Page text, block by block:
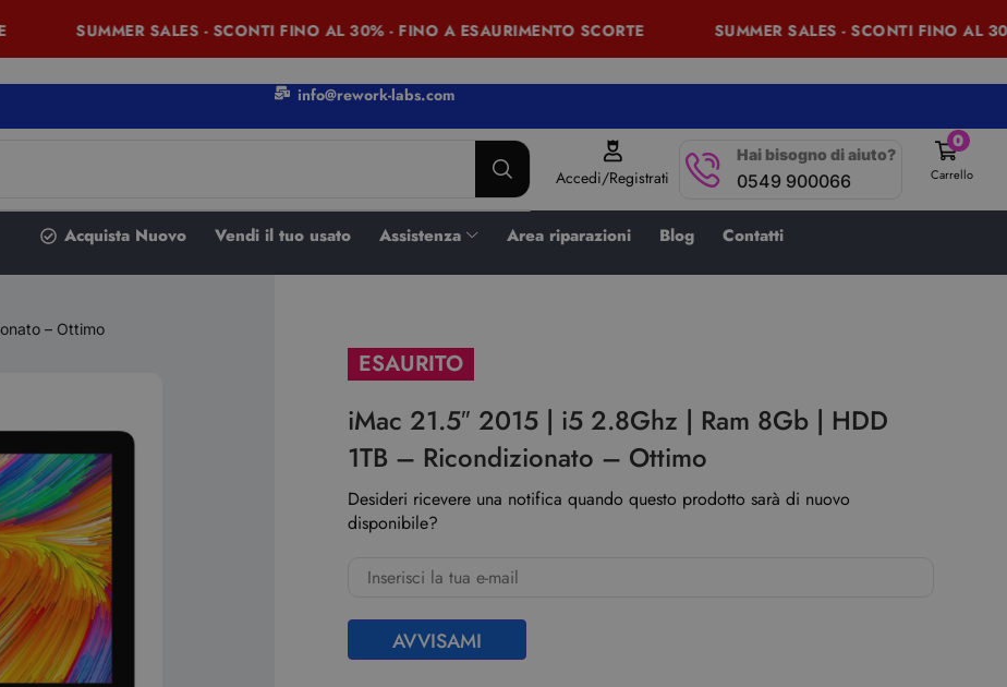
SUMMER SALES - SCONTI FINO AL 30% - FINO A ESAURIMENTO SCORTE SUMMER SALES - SCONTI FINO AL 30%
info@rework-labs.com
Accedi/Registrati
Hai bisogno di aiuto?
0549 900066
0
Carrello
Acquista Nuovo Vendi il tuo usato Assistenza Area riparazioni Blog Contatti
– Ottimo
ESAURITO
iMac 21.5″ 2015 | i5 2.8Ghz | Ram 8Gb | HDD
1TB – Ricondizionato – Ottimo
Desideri ricevere una notifica quando questo prodotto sarà di nuovo
disponibile?
AVVISAMI